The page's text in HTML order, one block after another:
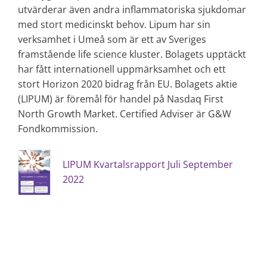
utvärderar även andra inflammatoriska sjukdomar
med stort medicinskt behov. Lipum har sin
verksamhet i Umeå som är ett av Sveriges
framstående life science kluster. Bolagets upptäckt
har fått internationell uppmärksamhet och ett
stort Horizon 2020 bidrag från EU. Bolagets aktie
(LIPUM) är föremål för handel på Nasdaq First
North Growth Market. Certified Adviser är G&W
Fondkommission.
LIPUM Kvartalsrapport Juli September
2022